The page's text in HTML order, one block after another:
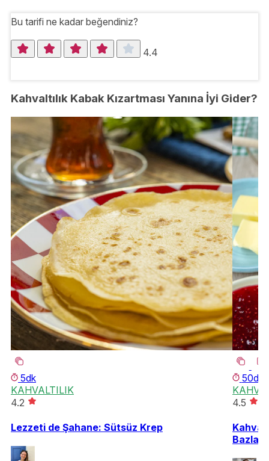
Bu tarifi ne kadar beğendiniz?
4.4
Kahvaltılık Kabak Kızartması Yanına İyi Gider?
5dk
KAHVALTILIK
4.2
Lezzeti de Şahane: Sütsüz Krep
50dk
4.5